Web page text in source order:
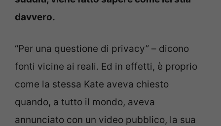
davvero.
“Per una questione di privacy” – dicono
fonti vicine ai reali. Ed in effetti, è proprio
come la stessa Kate aveva chiesto
quando, a tutto il mondo, aveva
annunciato con un video pubblico, la sua